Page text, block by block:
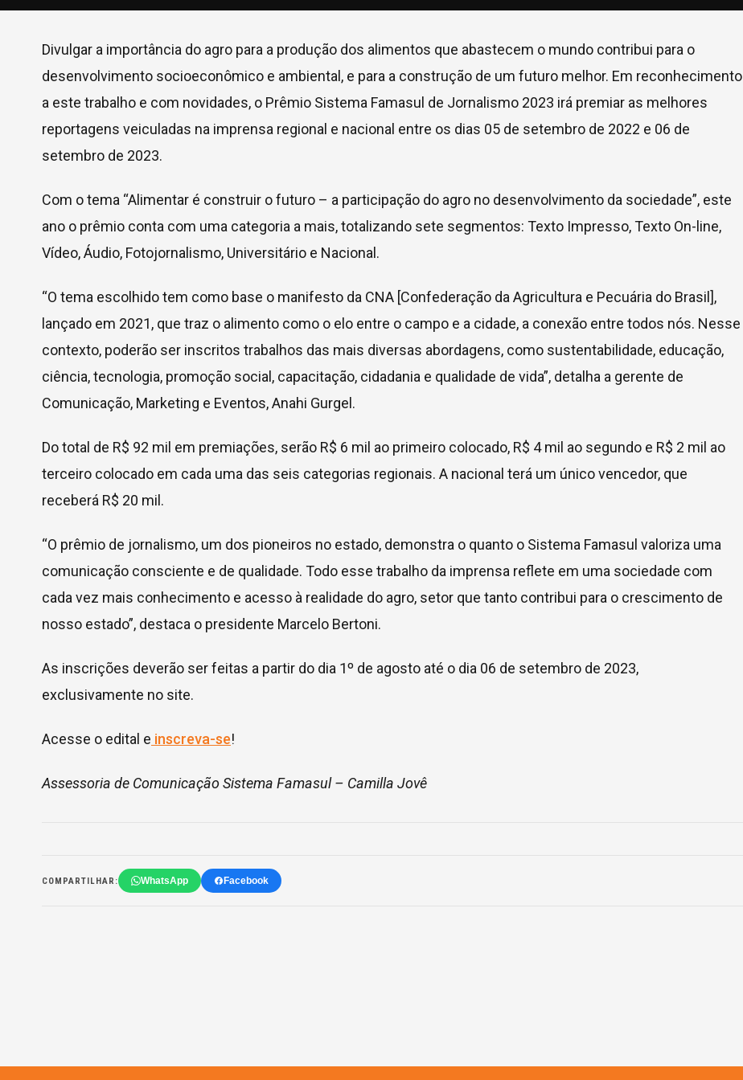
Divulgar a importância do agro para a produção dos alimentos que abastecem o mundo contribui para o
desenvolvimento socioeconômico e ambiental, e para a construção de um futuro melhor. Em reconhecimento
a este trabalho e com novidades, o Prêmio Sistema Famasul de Jornalismo 2023 irá premiar as melhores
reportagens veiculadas na imprensa regional e nacional entre os dias 05 de setembro de 2022 e 06 de
setembro de 2023.
Com o tema “Alimentar é construir o futuro – a participação do agro no desenvolvimento da sociedade”, este
ano o prêmio conta com uma categoria a mais, totalizando sete segmentos: Texto Impresso, Texto On-line,
Vídeo, Áudio, Fotojornalismo, Universitário e Nacional.
“O tema escolhido tem como base o manifesto da CNA [Confederação da Agricultura e Pecuária do Brasil],
lançado em 2021, que traz o alimento como o elo entre o campo e a cidade, a conexão entre todos nós. Nesse
contexto, poderão ser inscritos trabalhos das mais diversas abordagens, como sustentabilidade, educação,
ciência, tecnologia, promoção social, capacitação, cidadania e qualidade de vida”, detalha a gerente de
Comunicação, Marketing e Eventos, Anahi Gurgel.
Do total de R$ 92 mil em premiações, serão R$ 6 mil ao primeiro colocado, R$ 4 mil ao segundo e R$ 2 mil ao
terceiro colocado em cada uma das seis categorias regionais. A nacional terá um único vencedor, que
receberá R$ 20 mil.
“O prêmio de jornalismo, um dos pioneiros no estado, demonstra o quanto o Sistema Famasul valoriza uma
comunicação consciente e de qualidade. Todo esse trabalho da imprensa reflete em uma sociedade com
cada vez mais conhecimento e acesso à realidade do agro, setor que tanto contribui para o crescimento de
nosso estado”, destaca o presidente Marcelo Bertoni.
As inscrições deverão ser feitas a partir do dia 1º de agosto até o dia 06 de setembro de 2023,
exclusivamente no site.
Acesse o edital e inscreva-se!
Assessoria de Comunicação Sistema Famasul – Camilla Jovê
COMPARTILHAR: WhatsApp Facebook